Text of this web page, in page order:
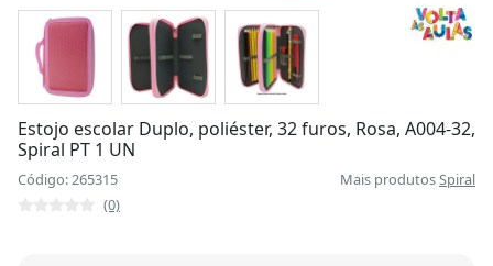
Estojo escolar Duplo, poliéster, 32 furos, Rosa, A004-32,
Spiral PT 1 UN
Código: 265315 Mais produtosSpiral
(0)